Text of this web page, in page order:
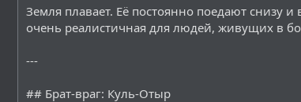
Земля плавает. Её постоянно поедают снизу
очень реалистичная для людей, живущих в
---
## Брат-враг: Куль-Отыр